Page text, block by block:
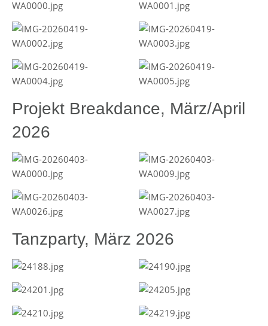
Projekt Breakdance, März/April
2026
Tanzparty, März 2026